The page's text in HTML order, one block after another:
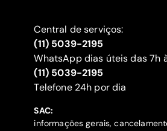
Central de serviços:
(11) 5039-2195
WhatsApp dias úteis das 7h
(11) 5039-2195
‍Telefone 24h por dia
SAC:
informações gerais,